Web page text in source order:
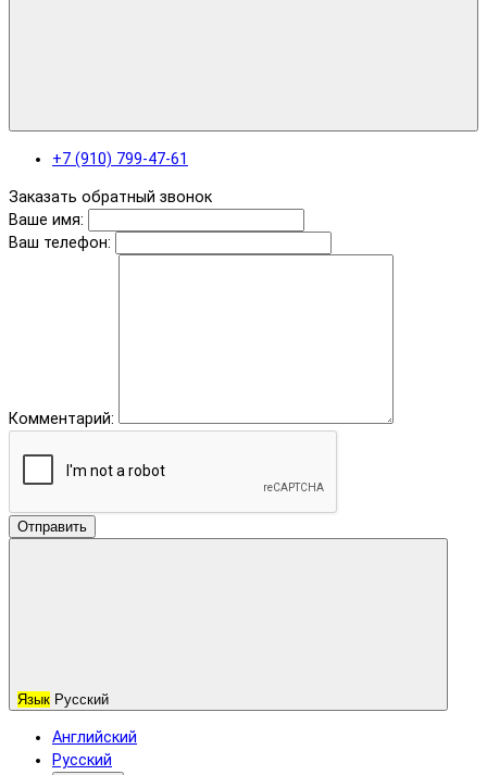
+7 (910) 799-47-61
Заказать обратный звонок
Ваше имя:
Ваш телефон:
Комментарий:
Отправить
Язык Русский
Английский
Русский